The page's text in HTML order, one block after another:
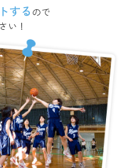
する ので
い！